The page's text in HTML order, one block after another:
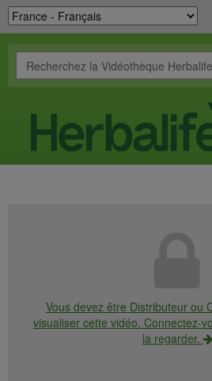
Vous devez être Distributeur ou
visualiser cette vidéo. Connectez-
la regarder.